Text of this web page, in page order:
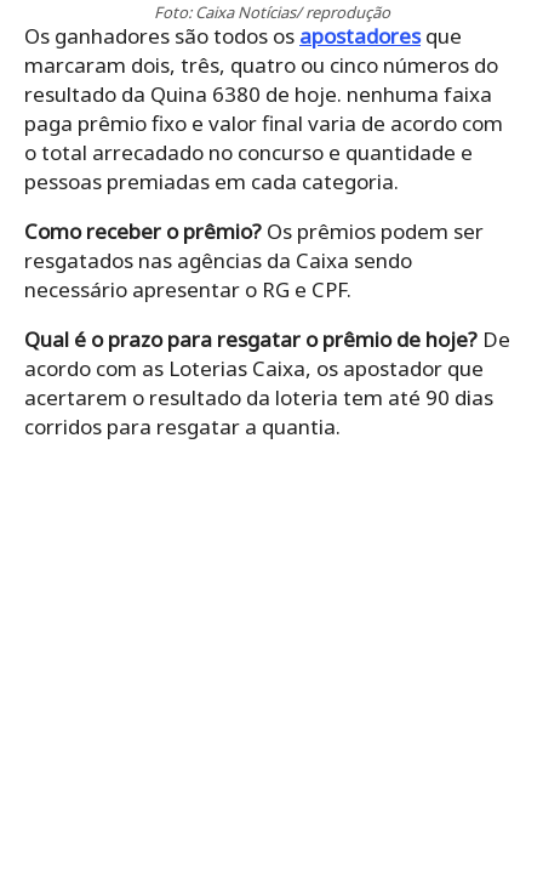
Foto: Caixa Notícias/ reprodução
Os ganhadores são todos os apostadoresque
marcaram dois, três, quatro ou cinco números do
resultado da Quina 6380 de hoje. nenhuma faixa
paga prêmio fixo e valor final varia de acordo com
o total arrecadado no concurso e quantidade e
pessoas premiadas em cada categoria.
Como receber o prêmio? Os prêmios podem ser
resgatados nas agências da Caixa sendo
necessário apresentar o RG e CPF.
Qual é o prazo para resgatar o prêmio de hoje? De
acordo com as Loterias Caixa, os apostador que
acertarem o resultado da loteria tem até 90 dias
corridos para resgatar a quantia.